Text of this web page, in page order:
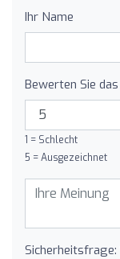
Ihr Name
Bewerten Sie
1 = Schlecht
5 = Ausgezeichnet